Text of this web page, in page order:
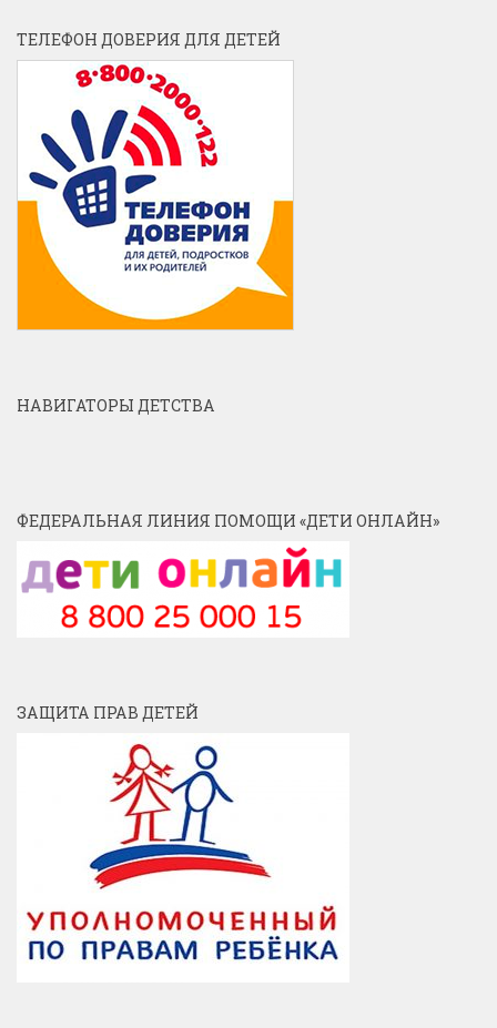
ТЕЛЕФОН ДОВЕРИЯ ДЛЯ ДЕТЕЙ
НАВИГАТОРЫ ДЕТСТВА
ФЕДЕРАЛЬНАЯ ЛИНИЯ ПОМОЩИ «ДЕТИ ОНЛАЙН»
ЗАЩИТА ПРАВ ДЕТЕЙ